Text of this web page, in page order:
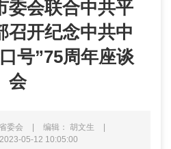
委会联合中共平
召开纪念中共中
号”75周年座谈
会
委会 | 编辑： 胡文生
|
05-12 10:05:00